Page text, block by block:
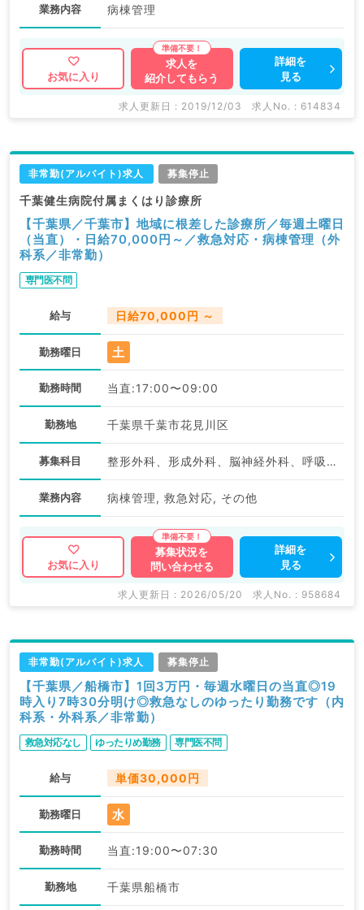
業務内容 病棟管理
お気に入り
求人を
紹介してもらう
詳細を
見る
求人更新日 : 2019/12/03 求人No. : 614834
非常勤(アルバイト)求人 募集停止
千葉健生病院付属まくはり診療所
【千葉県／千葉市】地域に根差した診療所／毎週土曜日
（当直）・日給70,000円～／救急対応・病棟管理（外
科系／非常勤）
専門医不問
給与 日給70,000円 ～
勤務曜日 土
勤務時間 当直:17:00〜09:00
勤務地 千葉県千葉市花見川区
募集科目 整形外科、形成外科、脳神経外科、呼吸器外科、心臓血管外科、泌尿器科、外科系全般、一般外科、消化器外科、乳腺外科、大腸・肛門外科
業務内容 病棟管理, 救急対応, その他
お気に入り
募集状況を
問い合わせる
詳細を
見る
求人更新日 : 2026/05/20 求人No. : 958684
非常勤(アルバイト)求人 募集停止
【千葉県／船橋市】1回3万円・毎週水曜日の当直◎19
時入り7時30分明け◎救急なしのゆったり勤務です（内
科系・外科系／非常勤）
救急対応なし ゆったりめ勤務 専門医不問
給与 単価30,000円
勤務曜日 水
勤務時間 当直:19:00〜07:30
勤務地 千葉県船橋市